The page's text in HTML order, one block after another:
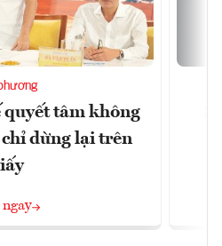
tâm không
chỉ dừng lại trên